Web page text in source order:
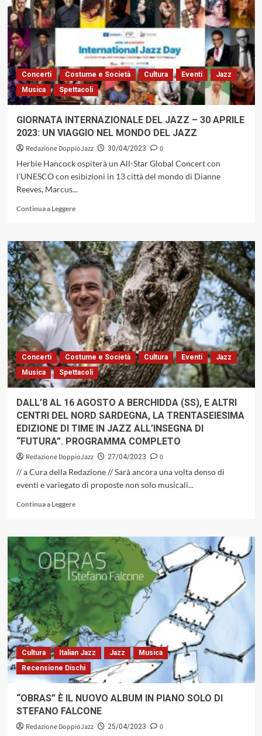
FESTIVAL
DI
GRANDI
NUMERI
QUELLO
DEL
2023,
SOLD
OUT
IN
I
CONCERTI
Concerti Costume e Società Cultura Eventi
Jazz
Musica
Spettacoli
GIORNATA INTERNAZIONALE DEL JAZZ – 30 APRILE
2023: UN VIAGGIO NEL MONDO DEL JAZZ
Redazione DoppioJazz 30/04/2023
0
Herbie Hancock ospiterà un All-Star Global Concert con
l’UNESCO con esibizioni in 13 città del mondo di Dianne
Reeves, Marcus...
Continua a LeggereLeggi
su
GIORNATA
INTERNAZIONALE
DEL
JAZZ
–
30
APRILE
2023:
UN
VIAGGIO
NEL
MONDO
DEL
Concerti Costume e Società Cultura Eventi
Jazz
Musica
Spettacoli
DALL’8 AL 16 AGOSTO A BERCHIDDA (SS), E ALTRI
CENTRI DEL NORD SARDEGNA, LA TRENTASEIESIMA
EDIZIONE DI TIME IN JAZZ ALL’INSEGNA DI
“FUTURA”. PROGRAMMA COMPLETO
Redazione DoppioJazz 27/04/2023
0
// a Cura della Redazione // Sarà ancora una volta denso di
eventi e variegato di proposte non solo musicali...
Continua a LeggereLeggi
su
DALL’8
AL
16
AGOSTO
BERCHIDDA
E
ALTRI
CENTRI
DEL
NORD
SARDEGNA,
TRENTASEIESIMA
EDIZIONE
DI
Cultura Italian Jazz Jazz
Musica
Recensione Dischi
“OBRAS” È IL NUOVO ALBUM IN PIANO SOLO DI
STEFANO FALCONE
Redazione DoppioJazz 25/04/2023
0